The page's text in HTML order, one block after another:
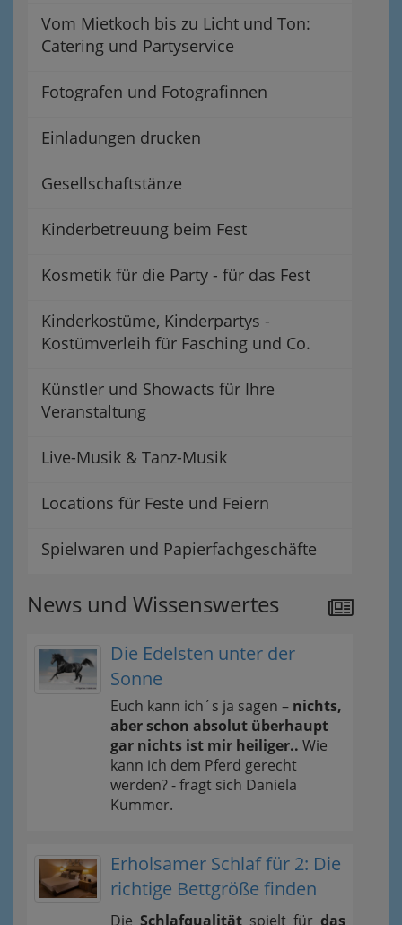
Vom Mietkoch bis zu Licht und Ton:
Catering und Partyservice
Fotografen und Fotografinnen
Einladungen drucken
Gesellschaftstänze
Kinderbetreuung beim Fest
Kosmetik für die Party - für das Fest
Kinderkostüme, Kinderpartys -
Kostümverleih für Fasching und Co.
Künstler und Showacts für Ihre
Veranstaltung
Live-Musik & Tanz-Musik
Locations für Feste und Feiern
Spielwaren und Papierfachgeschäfte
News und Wissenswertes
Die Edelsten unter der
Sonne
Euch kann ich´s ja sagen – nichts,
aber schon absolut überhaupt
gar nichts ist mir heiliger.. Wie
kann ich dem Pferd gerecht
werden? - fragt sich Daniela
Kummer.
Erholsamer Schlaf für 2: Die
richtige Bettgröße finden
Die Schlafqualität spielt für das